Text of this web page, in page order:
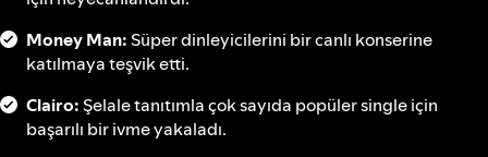
Money Man:Süper dinleyicilerini bir canlı konserine
katılmaya teşvik etti.
Clairo:Şelale tanıtımla çok sayıda popüler single için
başarılı bir ivme yakaladı.